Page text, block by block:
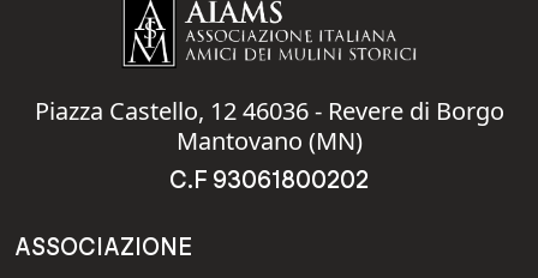
Piazza Castello, 12 46036 - Revere di Borgo
Mantovano (MN)
C.F 93061800202
ASSOCIAZIONE